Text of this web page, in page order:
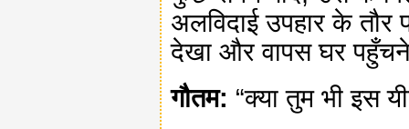
अलविदाई उपहार के
देखा और वापस घर
गौतम: “क्या तुम भी इस